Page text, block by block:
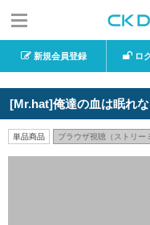
新規会員登録 ロ
[Mr.hat]俺達の血は眠れ
単品商品 ブラウザ視聴（ストリー